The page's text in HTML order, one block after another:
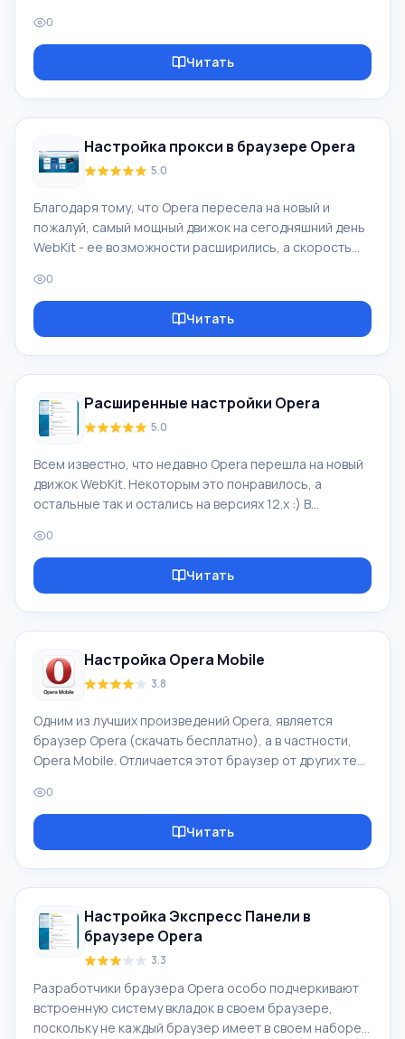
по просторам интернета. По сути Opera, да и любой
другой браузер, обеспечивают максимально
возможную безопасность, иногда даже
сети можно очень быстро. Причем, зачастую поль
0
Читать
Настройка прокси в браузере Opera
5.0
Благодаря тому, что Opera пересела на новый и
пожалуй, самый мощный движок на сегодняшний день
WebKit - ее возможности расширились, а скорость
этим событием, некоторые возможности и доступные
опции в браузере Opera изменились. Именно поэтому
некоторые пользователи Opera, столкнулись с
позиции на рынке веб браузеров. Ит
0
Читать
Расширенные настройки Opera
5.0
Всем известно, что недавно Opera перешла на новый
движок WebKit. Некоторым это понравилось, а
остальные так и остались на версиях 12.x :) В
некоторые новые возможности, а соответственно и
настройки. Давайте обсудим некоторые интересные
настройки браузера Opera. Кто еще не знает, скачать
Вам нужно кликнуть на значок "Ope
0
Читать
Настройка Opera Mobile
3.8
Одним из лучших произведений Opera, является
браузер Opera (скачать бесплатно), а в частности,
Opera Mobile. Отличается этот браузер от других тем,
можно с уверенностью сказать, что браузер Opera
Mobile занимает одно из лидирующих позиций на
рынке мобильных браузеров. Однако, стандратные
точной и подробной на
0
Читать
Настройка Экспресс Панели в
браузере Opera
3.3
Разработчики браузера Opera особо подчеркивают
встроенную систему вкладок в своем браузере,
поскольку не каждый браузер имеет в своем наборе